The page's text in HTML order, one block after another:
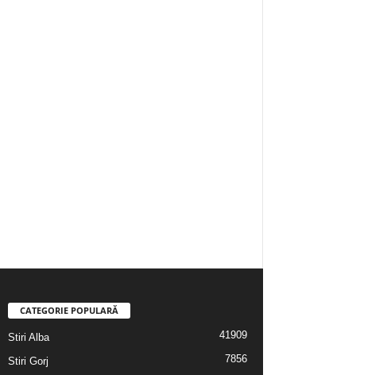
CATEGORIE POPULARĂ
Stiri Alba 41909
Stiri Gorj 7856